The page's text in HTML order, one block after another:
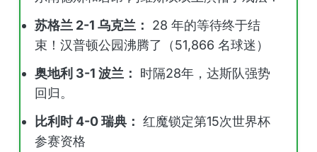
苏格兰 2-1 乌克兰：
28 年的等待终于结
束！汉普顿公园沸腾了（51,866 名球迷）
奥地利 3-1 波兰：
时隔28年，达斯队强势
回归。
比利时 4-0 瑞典： 红魔锁定第15次世界杯
参赛资格